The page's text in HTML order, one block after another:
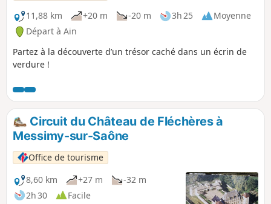
11,88 km
+20 m -20 m 3h 25
Moyenne
Départ à Ain
Partez à la découverte d’un trésor caché dans un écrin de
verdure !
Circuit du Château de Fléchères à
Messimy-sur-Saône
Office de tourisme
8,60 km
+27 m
-32 m
2h 30
Facile